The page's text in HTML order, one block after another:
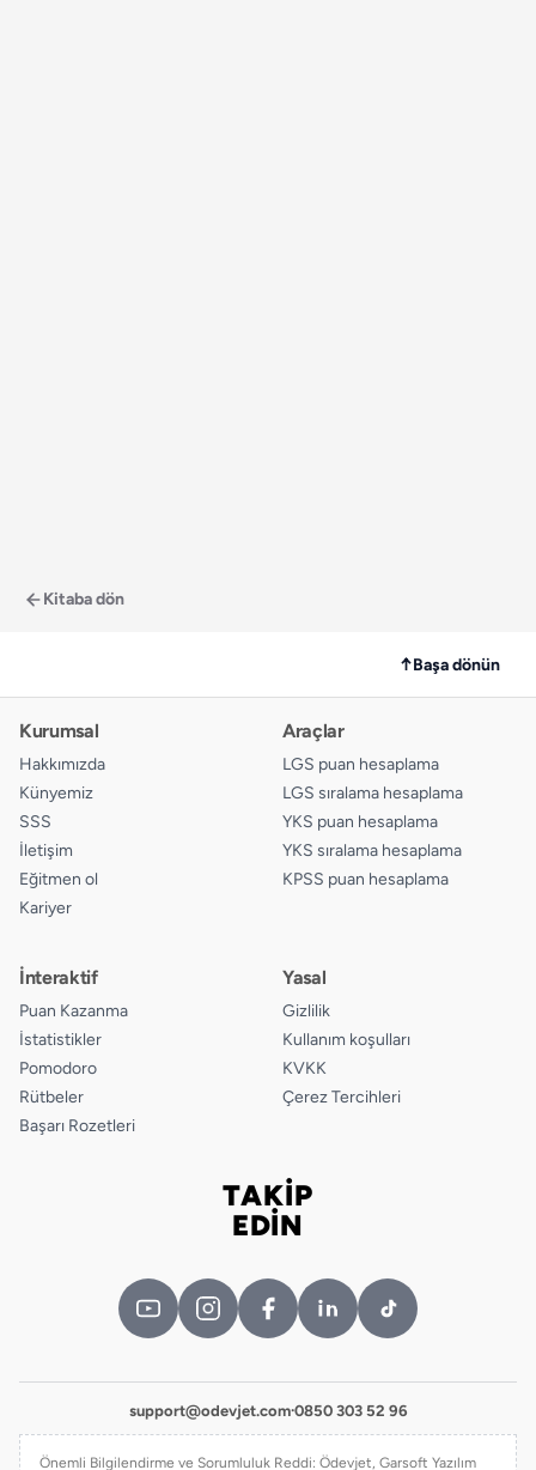
Kitaba dön
↑Başa dönün
Kurumsal
Hakkımızda
Künyemiz
SSS
İletişim
Eğitmen ol
Kariyer
Araçlar
LGS puan hesaplama
LGS sıralama hesaplama
YKS puan hesaplama
YKS sıralama hesaplama
KPSS puan hesaplama
İnteraktif
Puan Kazanma
İstatistikler
Pomodoro
Rütbeler
Başarı Rozetleri
Yasal
Gizlilik
Kullanım koşulları
KVKK
Çerez Tercihleri
TAKİP
EDİN
support@odevjet.com·0850 303 52 96
Önemli Bilgilendirme ve Sorumluluk Reddi: Ödevjet, Garsoft Yazılım